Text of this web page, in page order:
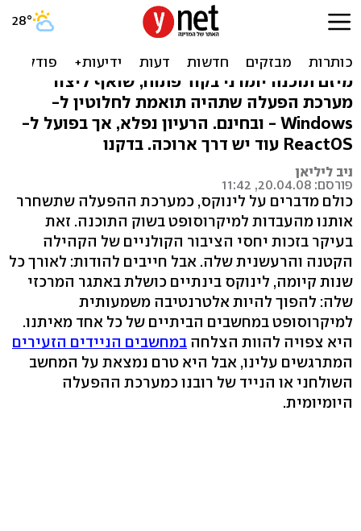
סקירה: ReactOS - האם היא
מיזם תוכנה יומרני בקוד פתוח, שואף ליצור
מערכת הפעלה שתהיה תואמת לחלוטין ל-
Windows - ובחינם. הרעיון נפלא, אך בפועל ל-
ReactOS עוד יש דרך ארוכה. בדקנו
ניב ליליאן
פורסם: 20.04.08, 11:42
כולם מדברים על לינוקס, כמערכת ההפעלה שתשחרר
אותנו מהעבדות למיקרוסופט בשוק התוכנה. זאת
בעיקר בזכות יחסי הציבור הקולניים של הקהילה
הקטנה והרעשנית שלה. אבל חייבים להודות: לאורך כל
שנות קיומה, לינוקס בינתיים כושלת באתגר המרכזי
שלה: להפוך להיות אלטרנטיבה משמעותית
למיקרוסופט במחשבים הביתיים של כל אחד מאיתנו.
היא צפויה להוות הצלחה במחשבים הניידים הזעירים
המתרגשים עלינו, אבל היא טרם נמצאת על המחשב
השולחני או הנייד של רובנו כמערכת ההפעלה
היומיומית.